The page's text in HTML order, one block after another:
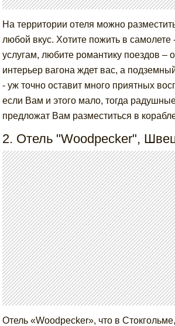
На территории отеля можно
любой вкус. Хотите пожить в
услугам, любите романтику поездов –
интерьер вагона ждет вас, а
- уж точно оставит много приятных
если Вам и этого мало, тогда
предложат Вам разместиться в
2. Отель "Woodpecker",
Отель «Woodpecker», что в